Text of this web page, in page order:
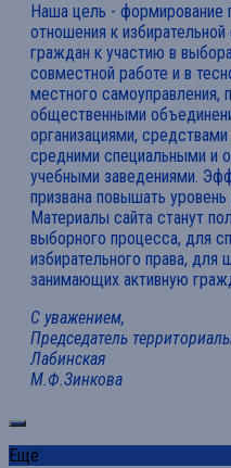
Наша цель - формирование
отношения к
граждан к участию в
совместной работе и в
местного самоуправления,
общественными
организациями,
средними специальными и
учебными заведениями.
призвана повышать
Материалы сайта станут
выборного процесса, для
избирательного права, для
занимающих активную
С уважением,
Председатель
Лабинская
М.Ф.Зинкова
Ещё